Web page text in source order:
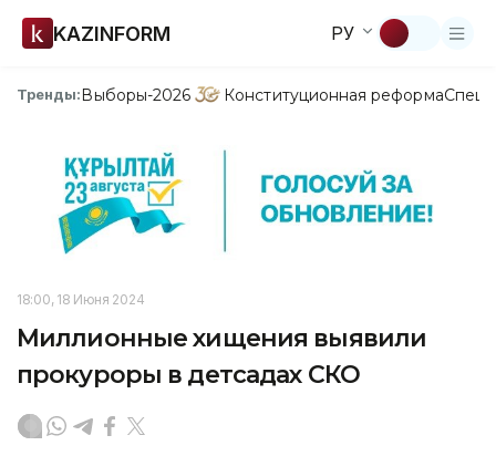
KAZINFORM РУ
Тренды:Выборы-2026 Конституционная реформа
18:00, 18 Июня 2024
Миллионные хищения выявили
прокуроры в детсадах СКО